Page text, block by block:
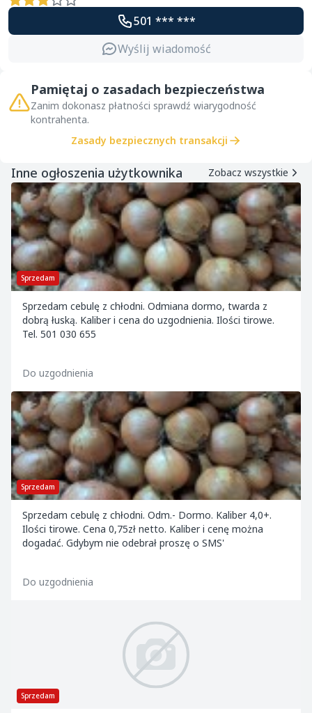
501 *** ***
Wyślij wiadomość
Pamiętaj o zasadach bezpieczeństwa
Zanim dokonasz płatności sprawdź wiarygodność
kontrahenta.
Zasady bezpiecznych transakcji
Inne ogłoszenia użytkownika Zobacz wszystkie
Sprzedam
Sprzedam cebulę z chłodni. Odmiana dormo, twarda z
dobrą łuską. Kaliber i cena do uzgodnienia. Ilości tirowe.
Tel. 501 030 655
Do uzgodnienia
Sprzedam
Sprzedam cebulę z chłodni. Odm.- Dormo. Kaliber 4,0+.
Ilości tirowe. Cena 0,75zł netto. Kaliber i cenę można
dogadać. Gdybym nie odebrał proszę o SMS'
Do uzgodnienia
Sprzedam